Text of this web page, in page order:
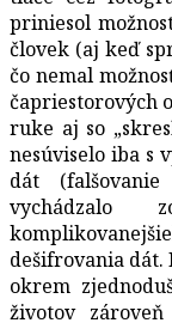
priniesol
človek (aj keď
čo nemal
čapriestorových
ruke aj so
nesúviselo iba s
dát
vychádzalo
dešifrovania
okrem
životov